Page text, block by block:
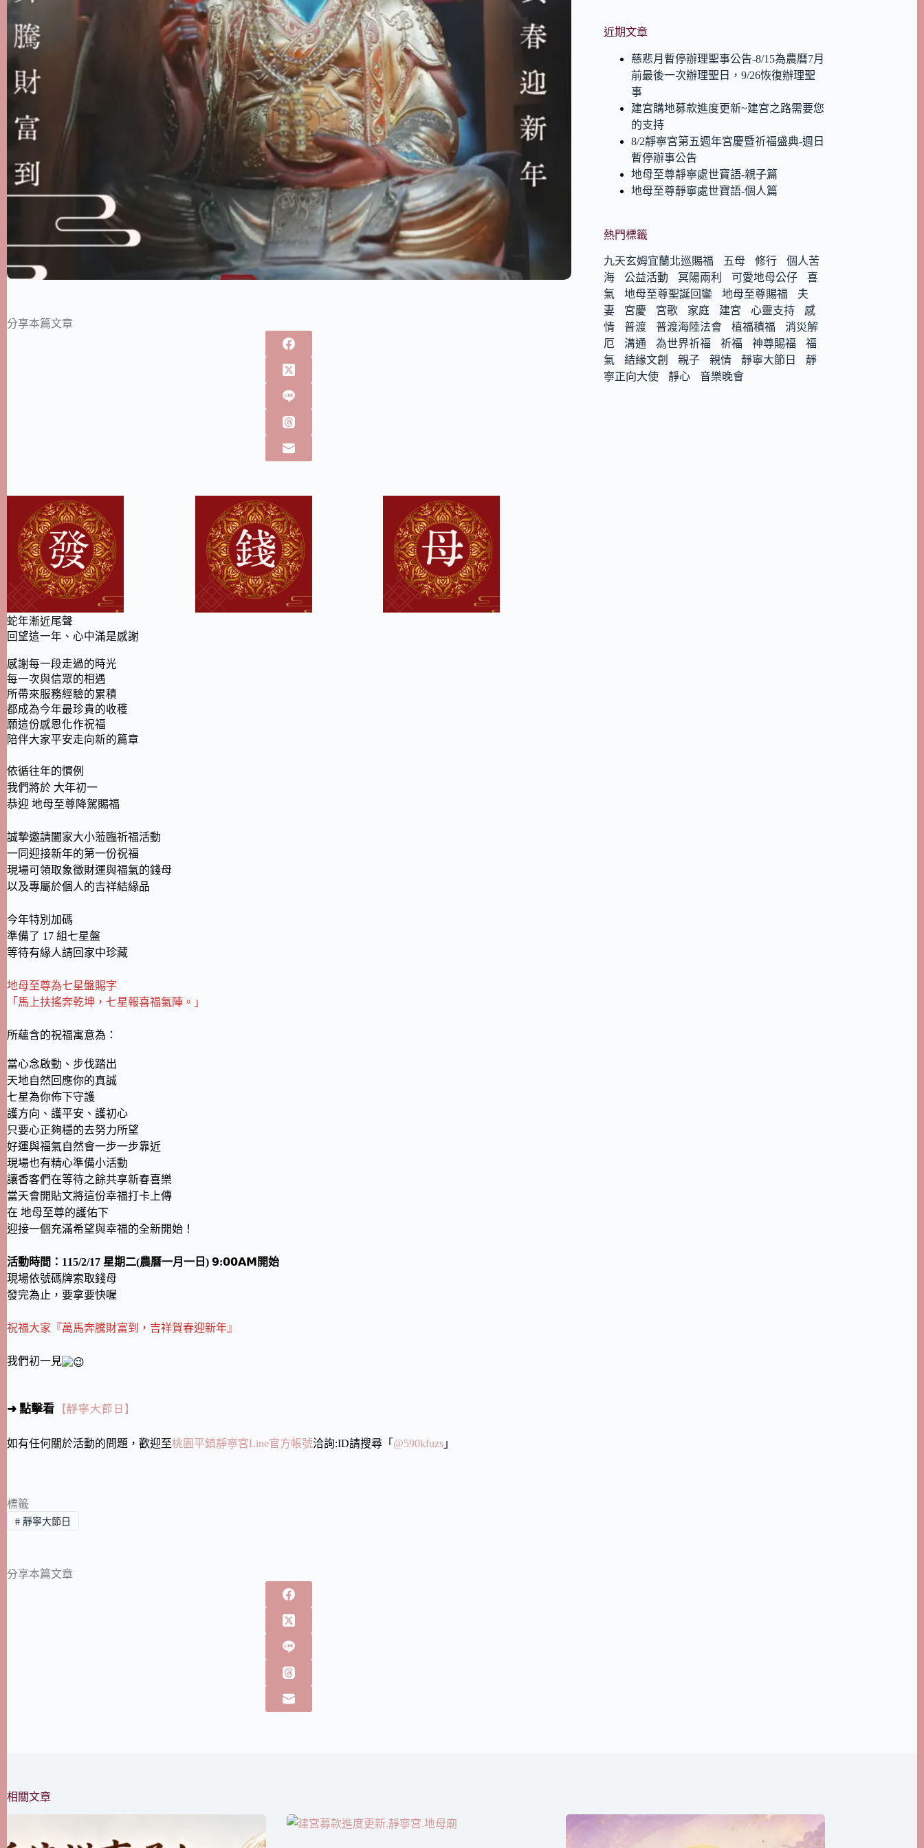
分享本篇文章
蛇年漸近尾聲
回望這一年、心中滿是感謝
感謝每一段走過的時光
每一次與信眾的相遇
所帶來服務經驗的累積
都成為今年最珍貴的收穫
願這份感恩化作祝福
陪伴大家平安走向新的篇章
依循往年的慣例
我們將於 大年初一
恭迎 地母至尊降駕賜福
誠摯邀請闔家大小蒞臨祈福活動
一同迎接新年的第一份祝福
現場可領取象徵財運與福氣的錢母
以及專屬於個人的吉祥結緣品
今年特別加碼
準備了 17 組七星盤
等待有緣人請回家中珍藏
地母至尊為七星盤賜字
「馬上扶搖奔乾坤，七星報喜福氣陣。」
所蘊含的祝福寓意為：
當心念啟動、步伐踏出
天地自然回應你的真誠
七星為你佈下守護
護方向、護平安、護初心
只要心正夠穩的去努力所望
好運與福氣自然會一步一步靠近
現場也有精心準備小活動
讓香客們在等待之餘共享新春喜樂
當天會開貼文將這份幸福打卡上傳
在 地母至尊的護佑下
迎接一個充滿希望與幸福的全新開始！
活動時間：115/2/17 星期二(農曆一月一日) 𝟵:𝟬𝟬𝗔𝗠開始
現場依號碼牌索取錢母
發完為止，要拿要快喔
祝福大家『萬馬奔騰財富到，吉祥賀春迎新年』
我們初一見
➜ 點擊看 【靜寧大節日】
如有任何關於活動的問題，歡迎至桃園平鎮靜寧宮Line官方帳號洽詢:ID請搜尋「 @590kfuzs 」
標籤
#靜寧大節日
分享本篇文章
近期文章
慈悲月暫停辦理聖事公告-8/15為農曆7月
前最後一次辦理聖日，9/26恢復辦理聖
事
建宮購地募款進度更新~建宮之路需要您
的支持
8/2靜寧宮第五週年宮慶暨祈福盛典-週日
暫停辦事公告
地母至尊靜寧處世寶語-親子篇
地母至尊靜寧處世寶語-個人篇
熱門標籤
九天玄姆宜蘭北巡賜福 五母 修行
個人苦
海
公益活動 冥陽兩利 可愛地母公仔
喜
氣
地母至尊聖誕回鑾 地母至尊賜福
夫
妻
宮慶 宮歌 家庭 建宮 心靈支持
感
情
普渡 普渡海陸法會 植福積福
消災解
厄
溝通 為世界祈福 祈福 神尊賜福
福
氣
結緣文創 親子 親情 靜寧大節日
靜
寧正向大使
靜心 音樂晚會
相關文章